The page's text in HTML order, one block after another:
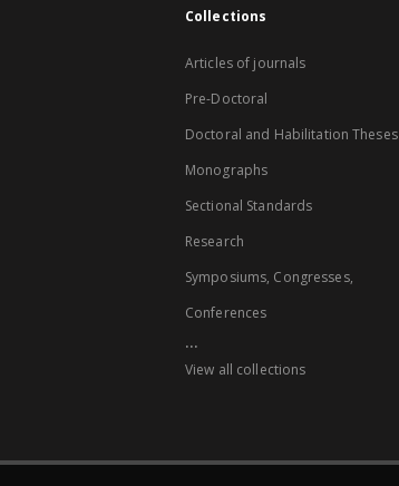
Collections
Articles of journals
Pre-Doctoral
Doctoral and Habilitation Theses
Monographs
Sectional Standards
Research
Symposiums, Congresses,
Conferences
...
View all collections